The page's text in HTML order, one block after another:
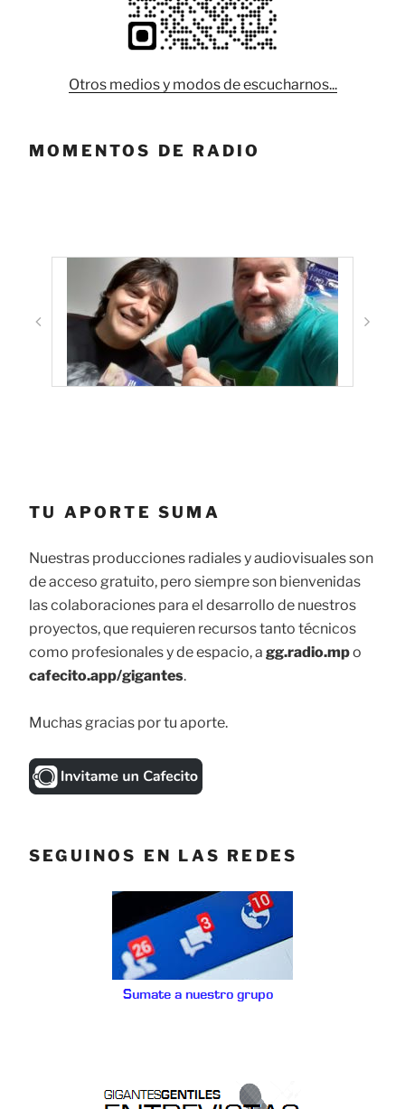
Otros medios y modos de escucharnos...
MOMENTOS DE RADIO
TU APORTE SUMA
Nuestras producciones radiales y audiovisuales son
de acceso gratuito, pero siempre son bienvenidas
las colaboraciones para el desarrollo de nuestros
proyectos, que requieren recursos tanto técnicos
como profesionales y de espacio, a gg.radio.mpo
cafecito.app/gigantes.
Muchas gracias por tu aporte.
SEGUINOS EN LAS REDES